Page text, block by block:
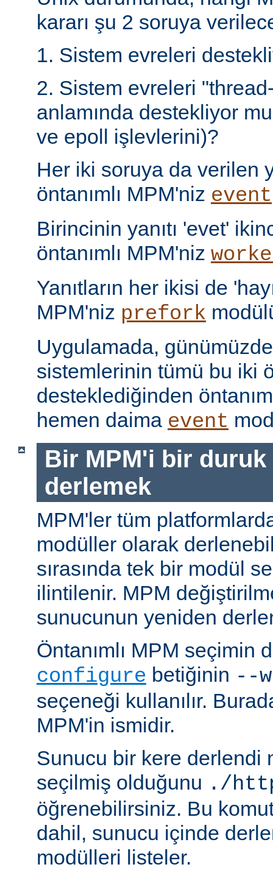
kararı şu 2 soruya
1. Sistem evreleri
2. Sistem evreleri
anlamında destekliyor
ve epoll işlevlerini)?
Her iki soruya da verilen
öntanımlı MPM'niz event
Birincinin yanıtı 'evet'
öntanımlı MPM'niz
Yanıtların her ikisi de
MPM'niz prefork
Uygulamada,
sistemlerinin tümü bu iki
desteklediğinden
hemen daima event
Bir MPM'i bir
derlemek
MPM'ler tüm
modüller olarak
sırasında tek bir modül
ilintilenir. MPM
sunucunun yeniden
Öntanımlı MPM seçimin
configure betiğinin --
seçeneği kullanılır.
MPM'in ismidir.
Sunucu bir kere derlendi
seçilmiş olduğunu ./
öğrenebilirsiniz. Bu
dahil, sunucu içinde
modülleri listeler.